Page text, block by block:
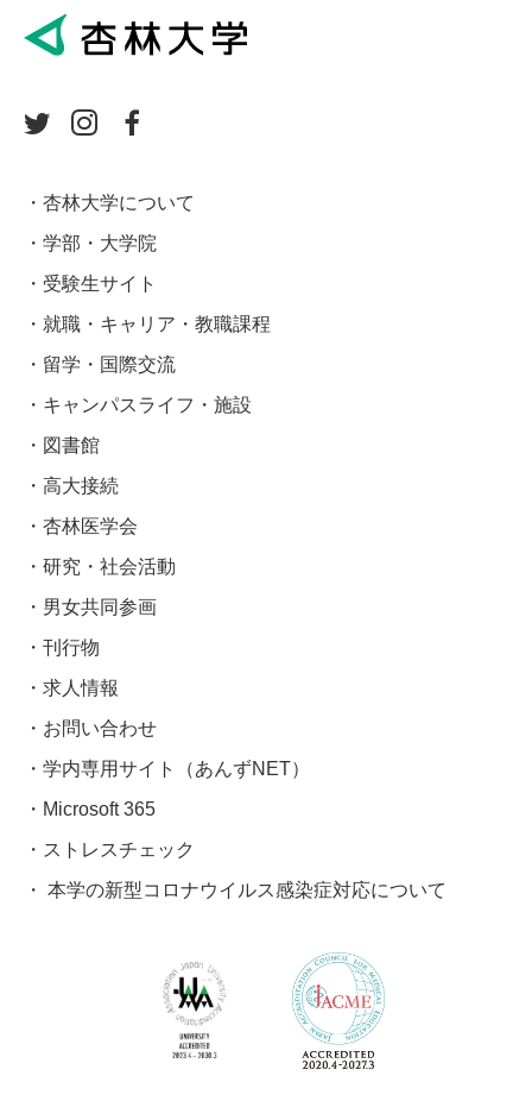
杏林大学について
学部・大学院
受験生サイト
就職・キャリア・教職課程
留学・国際交流
キャンパスライフ・施設
図書館
高大接続
杏林医学会
研究・社会活動
男女共同参画
刊行物
求人情報
お問い合わせ
学内専用サイト（あんずNET）
Microsoft 365
ストレスチェック
本学の新型コロナウイルス感染症対応について